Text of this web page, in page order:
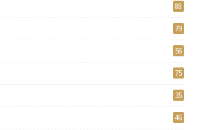
88
79
56
75
35
46